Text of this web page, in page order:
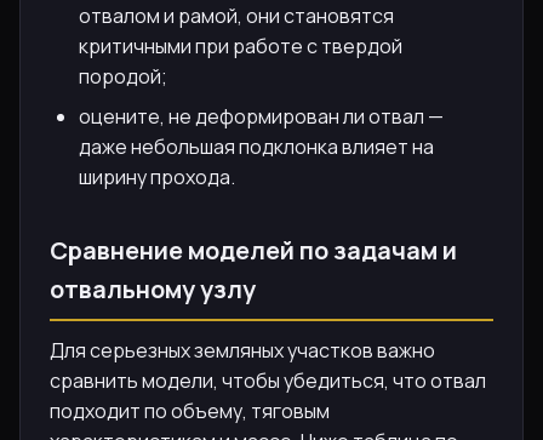
отвалом и рамой, они становятся
критичными при работе с твердой
породой;
оцените, не деформирован ли отвал —
даже небольшая подклонка влияет на
ширину прохода.
Сравнение моделей по задачам и
отвальному узлу
Для серьезных земляных участков важно
сравнить модели, чтобы убедиться, что отвал
подходит по объему, тяговым